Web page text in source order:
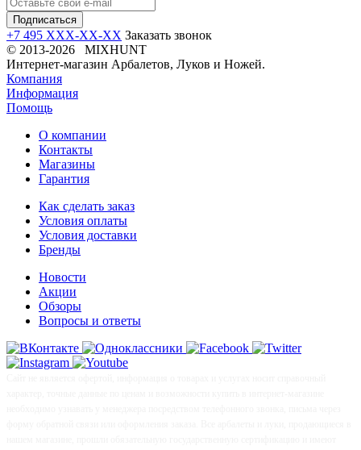
+7 495 XXX-XX-XX Заказать звонок
© 2013-2026 MIXHUNT
Интернет-магазин Арбалетов, Луков и Ножей.
Компания
Информация
Помощь
О компании
Контакты
Магазины
Гарантия
Как сделать заказ
Условия оплаты
Условия доставки
Бренды
Новости
Акции
Обзоры
Вопросы и ответы